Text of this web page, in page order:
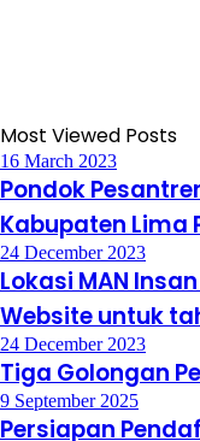
Most Viewed Posts
16 March 2023
Pondok
Kabupaten Lima
24 December 2023
Lokasi MAN
Website untuk
24 December 2023
Tiga Golongan
9 September 2025
Persiapan